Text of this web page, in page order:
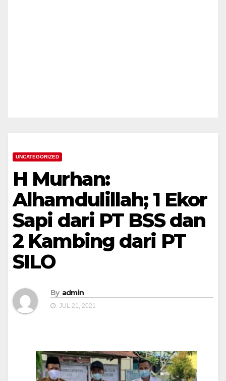
UNCATEGORIZED
H Murhan:
Alhamdulillah; 1 Ekor
Sapi dari PT BSS dan
2 Kambing dari PT
SILO
By admin
JUL 21, 2021